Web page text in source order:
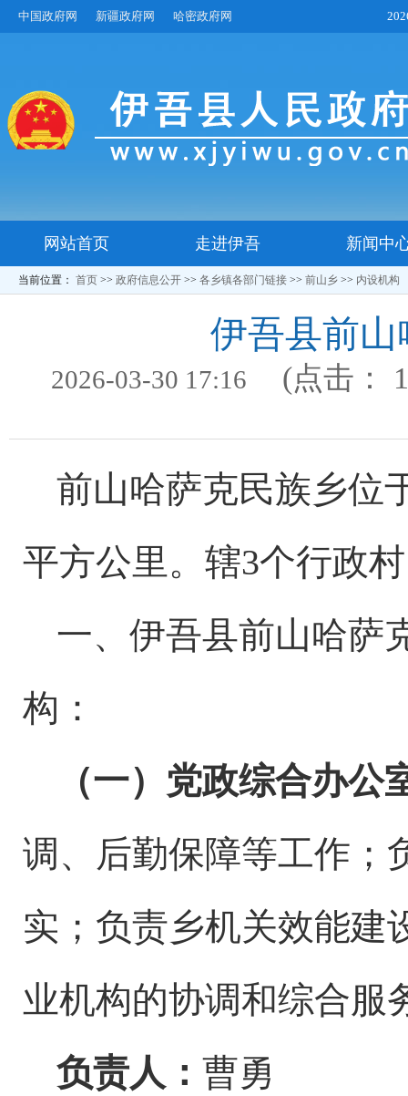
中国政府网 新疆政府网 哈密政府网
网站首页 走进伊吾 新闻中
当前位置： 首页 >> 政府信息公开 >> 各乡镇各部门链接 >> 前山乡 >> 内设机构
伊吾县前
2026-03-30 17:16 (点击：
前山哈萨克民族乡位
平方公里。辖3个行政
一、伊吾县前山哈萨
构 ：
（一） 党政综合办公
调、后勤保障等工作 ；
实 ； 负责乡机关效能建
业机构的协调和综合服
负责人：曹勇